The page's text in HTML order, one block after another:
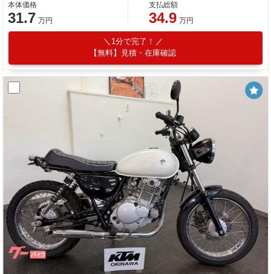
本体価格
31.7 万円
支払総額
34.9 万円
1分で完了！
【無料】見積・在庫確認